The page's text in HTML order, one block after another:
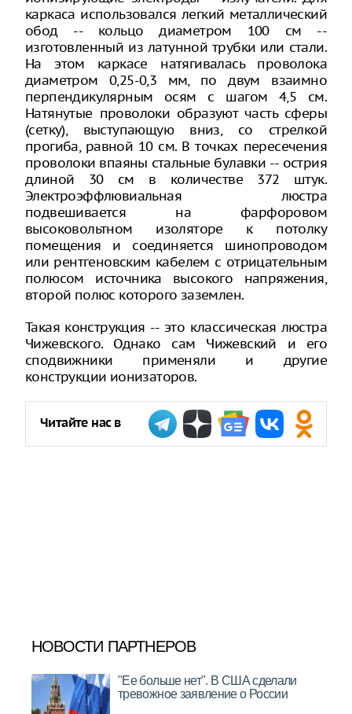
каркаса использовался легкий металлический
обод -- кольцо диаметром 100 см --
изготовленный из латунной трубки или стали.
На этом каркасе натягивалась проволока
диаметром 0,25-0,3 мм, по двум взаимно
перпендикулярным осям с шагом 4,5 см.
Натянутые проволоки образуют часть сферы
(сетку), выступающую вниз, со стрелкой
прогиба, равной 10 см. В точках пересечения
проволоки впаяны стальные булавки -- острия
длиной 30 см в количестве 372 штук.
Электроэффлювиальная люстра
подвешивается на фарфоровом
высоковольтном изоляторе к потолку
помещения и соединяется шинопроводом
или рентгеновским кабелем с отрицательным
полюсом источника высокого напряжения,
второй полюс которого заземлен.
Такая конструкция -- это классическая люстра
Чижевского. Однако сам Чижевский и его
сподвижники применяли и другие
конструкции ионизаторов.
Читайте нас в